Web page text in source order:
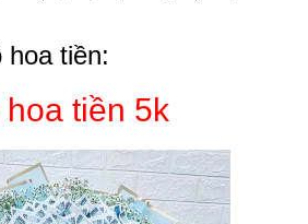
hoa tiền:
hoa tiền 5k